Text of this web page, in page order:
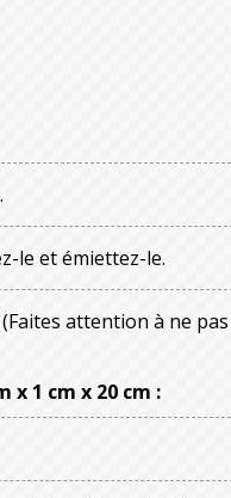
le et émiettez-le.
attention à ne pas
x 1 cm x 20 cm :